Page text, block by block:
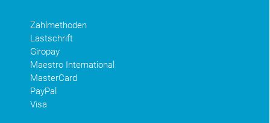
Zahlmethoden
Lastschrift
Giropay
Maestro International
MasterCard
PayPal
Visa